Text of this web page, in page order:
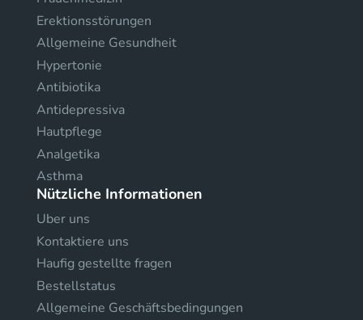
Erektionsstörungen
Allgemeine Gesundheit
Hypertonie
Antibiotika
Antidepressiva
Hautpflege
Analgetika
Asthma
Nützliche Informationen
Uber uns
Kontaktiere uns
Haufig gestellte fragen
Bestellstatus
Allgemeine Geschäftsbedingungen